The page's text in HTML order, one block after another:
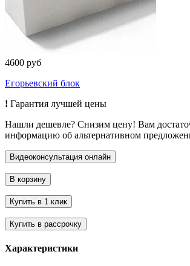
4600 руб
Егорьевский блок
! Гарантия лучшей цены
Нашли дешевле? Снизим цену! Вам
информацию об альтернативном
Характеристики